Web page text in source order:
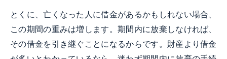
とくに、亡くなった人に借金があるかもしれない場合、
この期間の重みは増します。期間内に放棄しなければ、
その借金を引き継ぐことになるからです。財産より借金